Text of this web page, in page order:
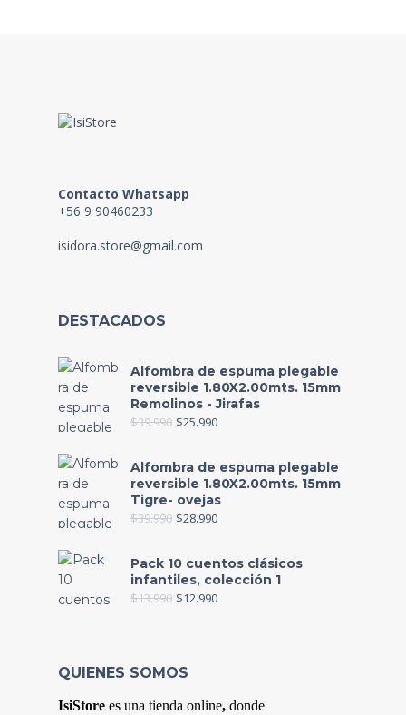
Contacto Whatsapp
+56 9 90460233
isidora.store@gmail.com
DESTACADOS
Alfombra de espuma plegable
reversible 1.80X2.00mts. 15mm
Remolinos - Jirafas
$39.990 $25.990
Alfombra de espuma plegable
reversible 1.80X2.00mts. 15mm
Tigre- ovejas
$39.990 $28.990
Pack 10 cuentos clásicos
infantiles, colección 1
$13.990 $12.990
QUIENES SOMOS
IsiStore es una tienda online, donde